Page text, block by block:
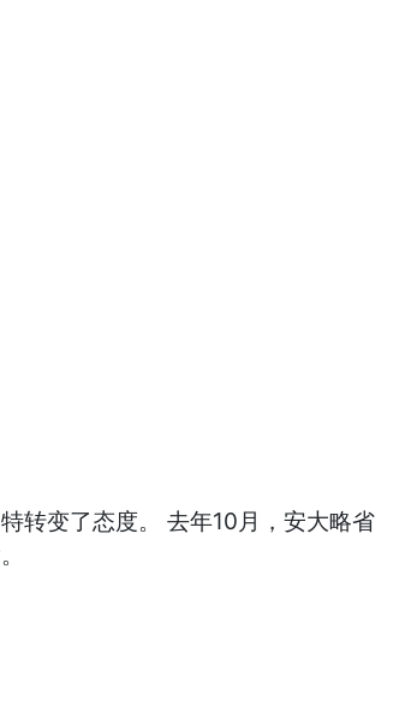
转变了态度。 去年10月，安大略省